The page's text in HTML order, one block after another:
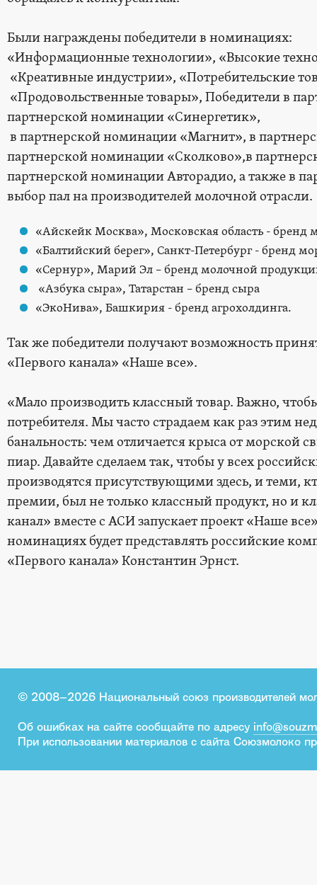
Были награждены победители в номинациях:
«Информационные технологии», «Высокие
«Креативные индустрии», «Потребительские
«Продовольственные товары», Победители в
партнерской номинации «Синергетик»,
в партнерской номинации «Магнит», в
партнерской номинации «Сколково»,в
партнерской номинации Авторадио, а также в
выбор пал на производителей молочной отрасли.
«Айскейк Москва», Московская область - бренд
«Балтийский берег», Санкт-Петербург - бренд
«Сернур», Марий Эл – бренд молочной
«Азбука сыра», Татарстан – бренд сыра
«ЭкоНива», Башкирия - бренд агрохолдинга.
Так же победители получают возможность
«Первого канала» «Наше все».
«Мало производить классный товар. Важно,
потребителя. Мы часто страдаем как раз этим
банальность: чем отличается крыса от морской
пиар. Давайте сделаем так, чтобы у всех
производятся присутствующими здесь, и теми,
премии, был не только классный продукт, но и
канал» вместе с АСИ запускает проект «Наше
номинациях будет представлять российские
«Первого канала» Константин Эрнст.
© 2008–2026 Национальный союз производителей
Об ошибках на сайте сообщайте по адресу
При использовании материалов с сайта Союзмолоко